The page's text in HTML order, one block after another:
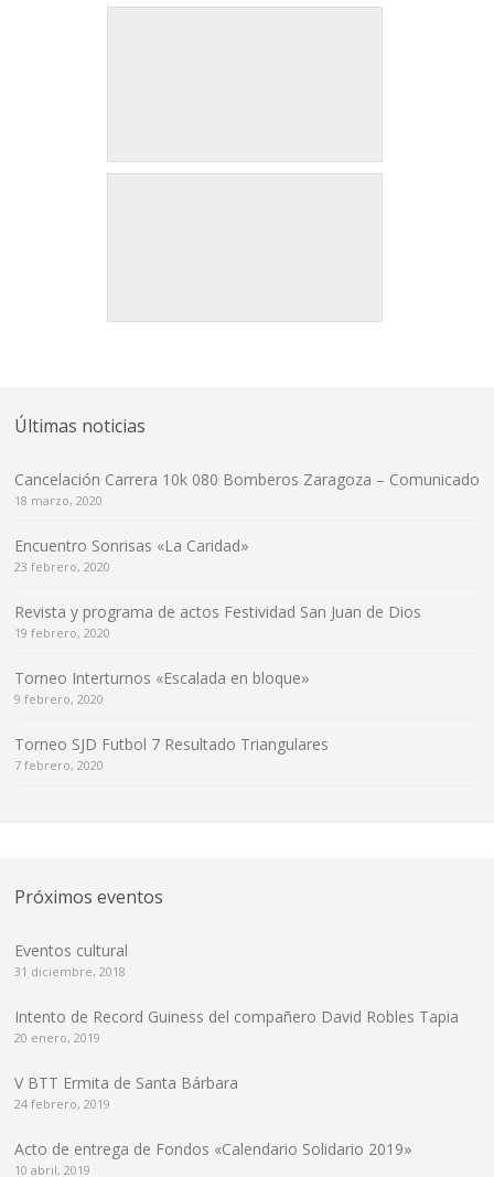
Últimas noticias
Cancelación Carrera 10k 080 Bomberos Zaragoza – Comunicado
18 marzo, 2020
Encuentro Sonrisas «La Caridad»
23 febrero, 2020
Revista y programa de actos Festividad San Juan de Dios
19 febrero, 2020
Torneo Interturnos «Escalada en bloque»
9 febrero, 2020
Torneo SJD Futbol 7 Resultado Triangulares
7 febrero, 2020
Próximos eventos
Eventos cultural
31 diciembre, 2018
Intento de Record Guiness del compañero David Robles Tapia
20 enero, 2019
V BTT Ermita de Santa Bárbara
24 febrero, 2019
Acto de entrega de Fondos «Calendario Solidario 2019»
10 abril, 2019